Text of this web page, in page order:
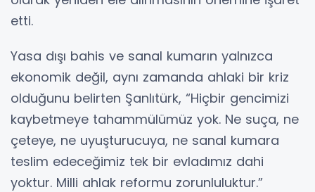
etti.
Yasa dışı bahis ve sanal kumarın yalnızca
ekonomik değil, aynı zamanda ahlaki bir kriz
olduğunu belirten Şanlıtürk, “Hiçbir gencimizi
kaybetmeye tahammülümüz yok. Ne suça, ne
çeteye, ne uyuşturucuya, ne sanal kumara
teslim edeceğimiz tek bir evladımız dahi
yoktur. Milli ahlak reformu zorunluluktur.”